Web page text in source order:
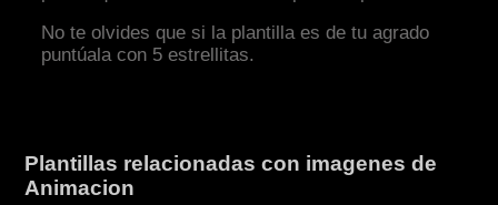
No te olvides que si la plantilla es de tu agrado
puntúala con 5 estrellitas.
Plantillas relacionadas con imagenes de
Animacion